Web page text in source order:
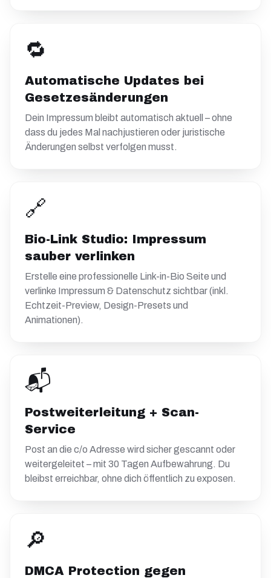
🔁
Automatische Updates bei
Gesetzesänderungen
Dein Impressum bleibt automatisch aktuell – ohne
dass du jedes Mal nachjustieren oder juristische
Änderungen selbst verfolgen musst.
🔗
Bio-Link Studio: Impressum
sauber verlinken
Erstelle eine professionelle Link-in-Bio Seite und
verlinke Impressum & Datenschutz sichtbar (inkl.
Echtzeit-Preview, Design-Presets und
Animationen).
📬
Postweiterleitung + Scan-
Service
Post an die c/o Adresse wird sicher gescannt oder
weitergeleitet – mit 30 Tagen Aufbewahrung. Du
bleibst erreichbar, ohne dich öffentlich zu exposen.
🔎
DMCA Protection gegen